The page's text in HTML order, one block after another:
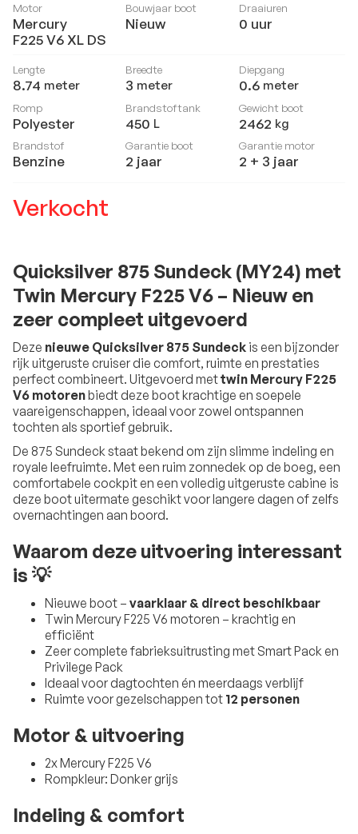
Motor
Mercury
F225 V6 XL DS
Bouwjaar boot
Nieuw
Draaiuren
0 uur
Lengte
8.74 meter
Breedte
3 meter
Diepgang
0.6 meter
Romp
Polyester
Brandstoftank
450 L
Gewicht boot
2462 kg
Brandstof
Benzine
Garantie boot
2 jaar
Garantie motor
2 + 3 jaar
Verkocht
Quicksilver 875 Sundeck (MY24) met
Twin Mercury F225 V6 – Nieuw en
zeer compleet uitgevoerd
Deze nieuwe Quicksilver 875 Sundeckis een bijzonder
rijk uitgeruste cruiser die comfort, ruimte en prestaties
perfect combineert. Uitgevoerd mettwin Mercury F225
V6 motorenbiedt deze boot krachtige en soepele
vaareigenschappen, ideaal voor zowel ontspannen
tochten als sportief gebruik.
De 875 Sundeck staat bekend om zijn slimme indeling en
royale leefruimte. Met een ruim zonnedek op de boeg, een
comfortabele cockpit en een volledig uitgeruste cabine is
deze boot uitermate geschikt voor langere dagen of zelfs
overnachtingen aan boord.
Waarom deze uitvoering interessant
is 💡
Nieuwe boot – vaarklaar & direct beschikbaar
Twin Mercury F225 V6 motoren – krachtig en
efficiënt
Zeer complete fabrieksuitrusting met Smart Pack en
Privilege Pack
Ideaal voor dagtochten én meerdaags verblijf
Ruimte voor gezelschappen tot 12 personen
Motor & uitvoering
2x Mercury F225 V6
Rompkleur: Donker grijs
Indeling & comfort